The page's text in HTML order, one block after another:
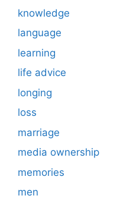
knowledge
language
learning
life advice
longing
loss
marriage
media ownership
memories
men